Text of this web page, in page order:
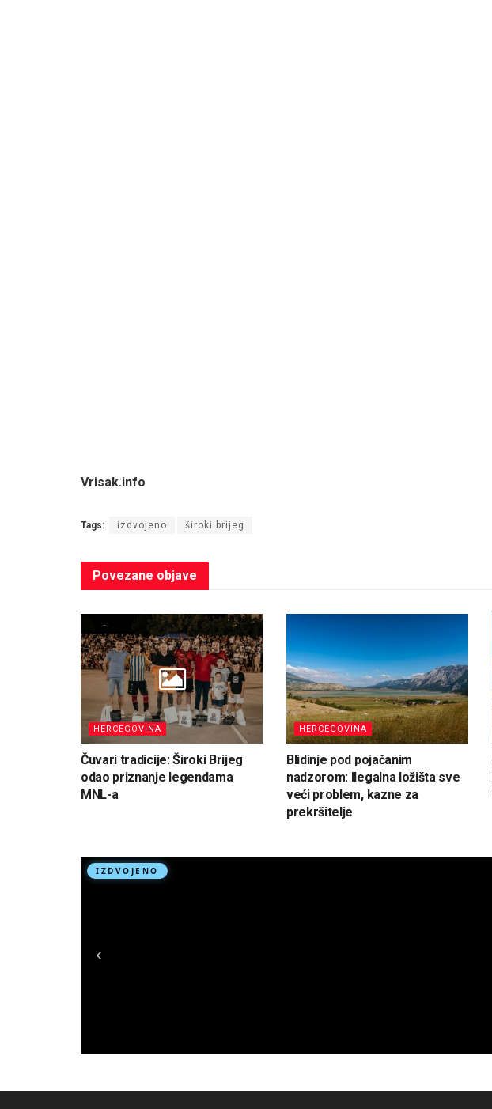
Vrisak.info
Tags: izdvojeno široki brijeg
Povezane objave
HERCEGOVINA
Čuvari tradicije: Široki Brijeg
odao priznanje legendama
MNL-a
HERCEGOVINA
Blidinje pod pojačanim
nadzorom: Ilegalna ložišta sve
veći problem, kazne za
prekršitelje